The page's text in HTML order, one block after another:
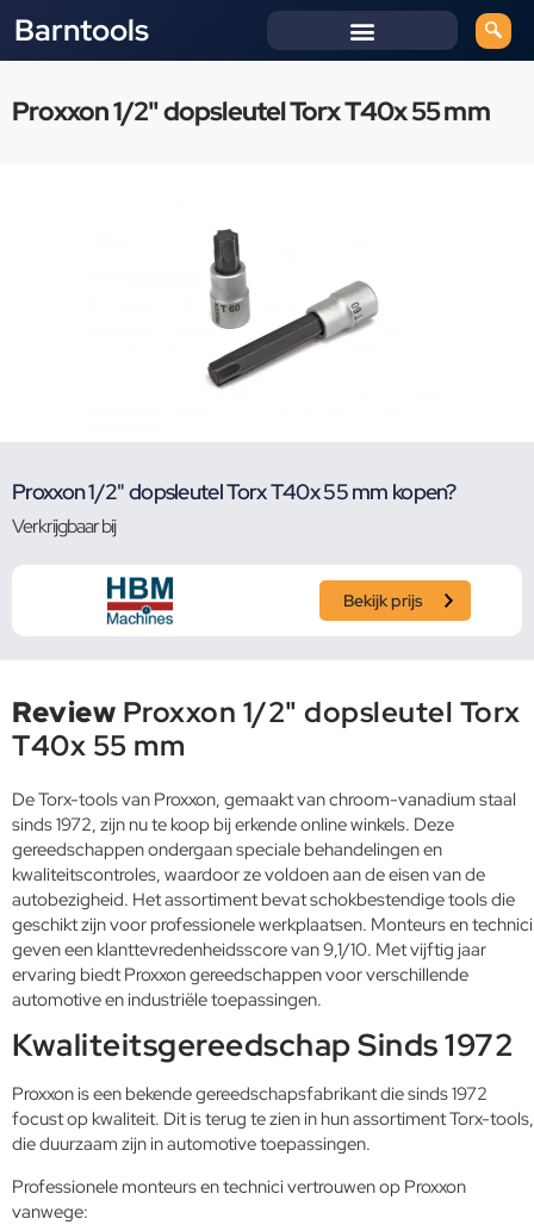
Barntools
Proxxon 1/2" dopsleutel Torx T40x 55 mm
Proxxon 1/2" dopsleutel Torx T40x 55 mm kopen?
Verkrijgbaar bij
Bekijk prijs
Review Proxxon 1/2" dopsleutel Torx
T40x 55 mm
De Torx-tools van Proxxon, gemaakt van chroom-vanadium staal
sinds 1972, zijn nu te koop bij erkende online winkels. Deze
gereedschappen ondergaan speciale behandelingen en
kwaliteitscontroles, waardoor ze voldoen aan de eisen van de
autobezigheid. Het assortiment bevat schokbestendige tools die
geschikt zijn voor professionele werkplaatsen. Monteurs en technici
geven een klanttevredenheidsscore van 9,1/10. Met vijftig jaar
ervaring biedt Proxxon gereedschappen voor verschillende
automotive en industriële toepassingen.
Kwaliteitsgereedschap Sinds 1972
Proxxon is een bekende gereedschapsfabrikant die sinds 1972
focust op kwaliteit. Dit is terug te zien in hun assortiment Torx-tools,
die duurzaam zijn in automotive toepassingen.
Professionele monteurs en technici vertrouwen op Proxxon
vanwege: